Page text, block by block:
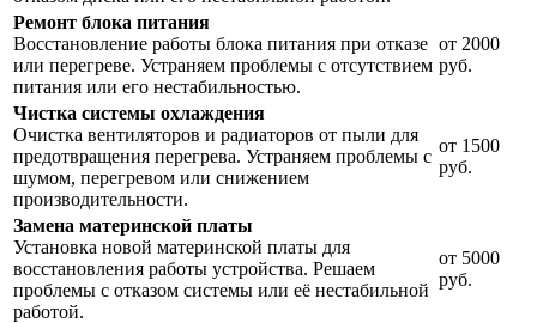
Ремонт блока питания
Восстановление работы блока питания при отказе
или перегреве. Устраняем проблемы с отсутствием
питания или его нестабильностью.
от 2000
руб.
Чистка системы охлаждения
Очистка вентиляторов и радиаторов от пыли для
предотвращения перегрева. Устраняем проблемы с
шумом, перегревом или снижением
производительности.
от 1500
руб.
Замена материнской платы
Установка новой материнской платы для
восстановления работы устройства. Решаем
проблемы с отказом системы или её нестабильной
работой.
от 5000
руб.